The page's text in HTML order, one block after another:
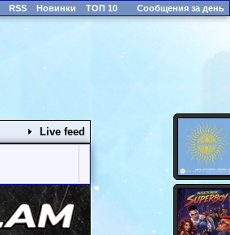
RSS Новинки ТОП 10 Сообщения за день
Live feed